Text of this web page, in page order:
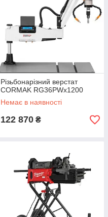
Різьбонарізний верстат
CORMAK RG36PWx1200
Немає в наявності
122 870 ₴